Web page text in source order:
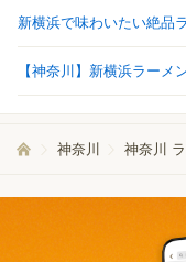
新横浜で味わいたい絶品
【神奈川】新横浜ラーメ
神奈川 神奈川